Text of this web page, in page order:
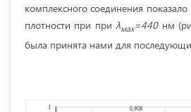
комплексного соединения
плотности при при λмах=440нм
была принята нами для